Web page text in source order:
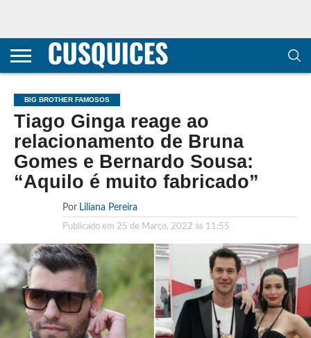
CONTACTOS
HOME
POLÍTICA DE
E COOKIES
SOBRE
TERMOS E
TRANSPARÊNCIA
METODOLOGIA
BIG BROTHER FAMOSOS
Tiago Ginga reage ao
relacionamento de Bruna
Gomes e Bernardo Sousa:
“Aquilo é muito fabricado”
Por Liliana Pereira
Publicado em 25 de Março, 2022 às 11:55